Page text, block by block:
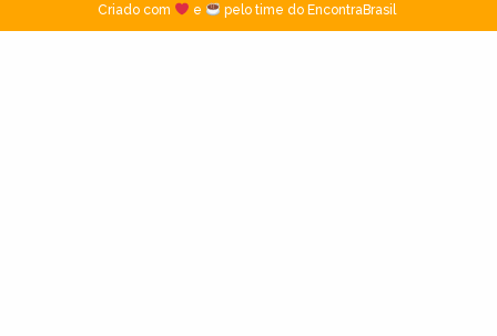
Criado com
e pelo time do EncontraBrasil